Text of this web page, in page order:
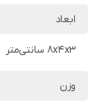
ابعاد
8x4x3 سانتی‌متر
وزن